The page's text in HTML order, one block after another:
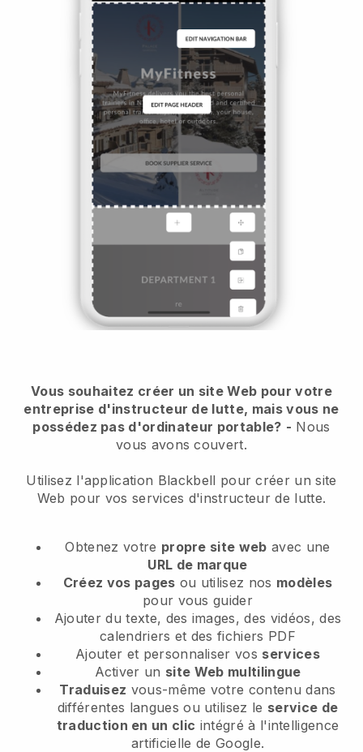
Vous souhaitez créer un site Web pour votre
entreprise d'instructeur de lutte, mais vous ne
possédez pas d'ordinateur portable? - Nous
vous avons couvert.
Utilisez l'application Blackbell pour créer un site
Web pour vos services d'instructeur de lutte.
Obtenez votre propre site web avec une
URL de marque
Créez vos pages ou utilisez nos modèles
pour vous guider
Ajouter du texte, des images, des vidéos, des
calendriers et des fichiers PDF
Ajouter et personnaliser vos services
Activer un site Web multilingue
Traduisez vous-même votre contenu dans
différentes langues ou utilisez le service de
traduction en un clic intégré à l'intelligence
artificielle de Google.